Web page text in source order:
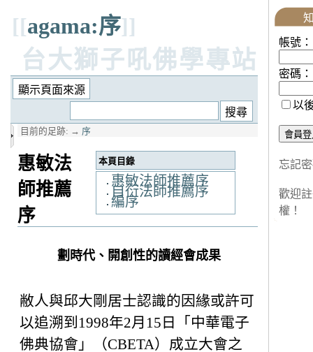
[[agama:序]]
台大獅子吼佛學專站
目前的足跡: → 序
本頁目錄
惠敏法師推薦序
自衍法師推薦序
編序
惠敏法
師推薦
序
劃時代、開創性的讀經會成果
敝人與邱大剛居士認識的因緣或許可
以追溯到1998年2月15日「中華電子
佛典協會」（CBETA）成立大會之
帳號：
密碼：
以
忘記
歡迎
權！